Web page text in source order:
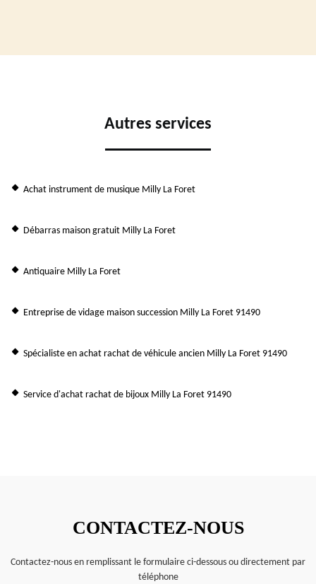
Autres services
Achat instrument de musique Milly La Foret
Débarras maison gratuit Milly La Foret
Antiquaire Milly La Foret
Entreprise de vidage maison succession Milly La Foret 91490
Spécialiste en achat rachat de véhicule ancien Milly La Foret 91490
Service d'achat rachat de bijoux Milly La Foret 91490
CONTACTEZ-NOUS
Contactez-nous en remplissant le formulaire ci-dessous ou directement par
téléphone